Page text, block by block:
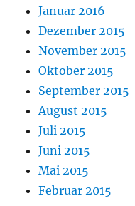
Januar 2016
Dezember 2015
November 2015
Oktober 2015
September 2015
August 2015
Juli 2015
Juni 2015
Mai 2015
Februar 2015